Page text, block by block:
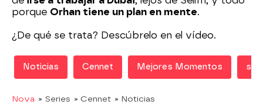
porque Orhan tiene un plan en mente.
¿De qué se trata? Descúbrelo en el vídeo.
Noticias Cennet Mejores Momentos
Nova » Series » Cennet » Noticias